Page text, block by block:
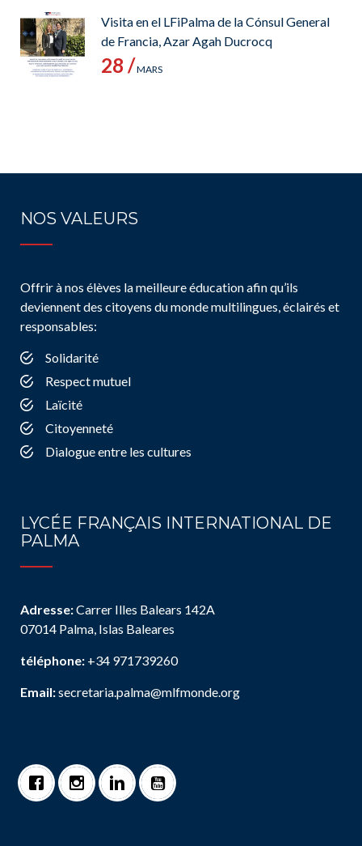
Visita en el LFiPalma de la Cónsul General
de Francia, Azar Agah Ducrocq
28 /MARS
NOS VALEURS
Offrir à nos élèves la meilleure éducation afin qu’ils
deviennent des citoyens du monde multilingues, éclairés et
responsables:
Solidarité
Respect mutuel
Laïcité
Citoyenneté
Dialogue entre les cultures
LYCÉE FRANÇAIS INTERNATIONAL DE
PALMA
Adresse:Carrer Illes Balears 142A
07014 Palma, Islas Baleares
téléphone: +34 971739260
Email:secretaria.palma@mlfmonde.org